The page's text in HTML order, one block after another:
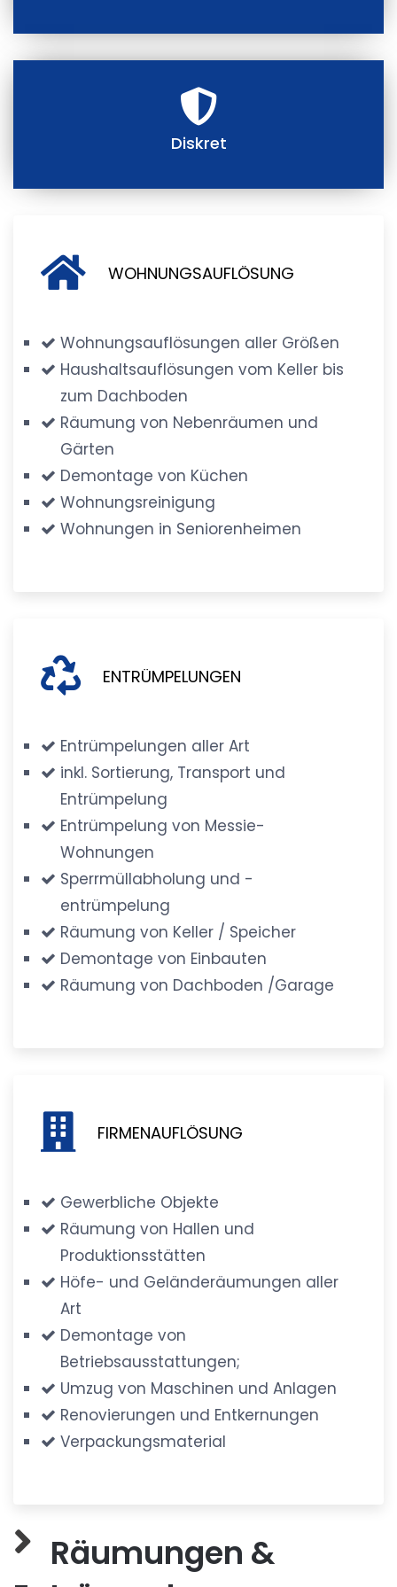
Diskret
WOHNUNGSAUFLÖSUNG
Wohnungsauflösungen aller Größen
Haushaltsauflösungen vom Keller bis
zum Dachboden
Räumung von Nebenräumen und
Gärten
Demontage von Küchen
Wohnungsreinigung
Wohnungen in Seniorenheimen
ENTRÜMPELUNGEN
Entrümpelungen aller Art
inkl. Sortierung, Transport und
Entrümpelung
Entrümpelung von Messie-
Wohnungen
Sperrmüllabholung und -
entrümpelung
Räumung von Keller / Speicher
Demontage von Einbauten
Räumung von Dachboden /Garage
FIRMENAUFLÖSUNG
Gewerbliche Objekte
Räumung von Hallen und
Produktionsstätten
Höfe- und Geländeräumungen aller
Art
Demontage von
Betriebsausstattungen;
Umzug von Maschinen und Anlagen
Renovierungen und Entkernungen
Verpackungsmaterial
Räumungen &